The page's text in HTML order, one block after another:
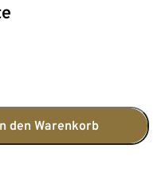
den Warenkorb